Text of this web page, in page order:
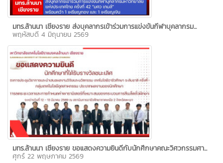
มทร.ล้านนา เชียงราย ส่งบุคลากรเข้าร่วมการแข่งขันกีฬาบุคลากรม...
พฤหัสบดี 4 มิถุนายน 2569
มทร.ล้านนา เชียงราย ขอแสดงความยินดีกับนักศึกษาคณะวิศวกรรมศา...
ศุกร์ 22 พฤษภาคม 2569